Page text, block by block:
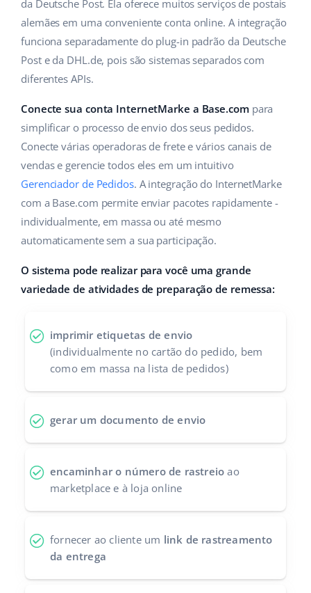
Gestão de Envios
Automação do fluxo de trabalho
IA para ecommerce
Base Analytics
Produtos infantis
Eletrônicos
Peças automotivas
Supermercado
Saúde e beleza
Ajuda
Academy
Blog
Serviços
Auditoria de contas
Outros
Casos de Sucesso
Calculadora de benefícios
Parceiros Base
english (GB)
english (IN)
čeština
deutsch
Ελληνικά
español (AR)
español (MX)
Français
polski
português (BR)
中文
da Deutsche Post. Ela oferece muitos serviços de postais
alemães em uma conveniente conta online. A integração
funciona separadamente do plug-in padrão da Deutsche
Post e da DHL.de, pois são sistemas separados com
diferentes APIs.
Conecte sua conta InternetMarke a Base.compara
simplificar o processo de envio dos seus pedidos.
Conecte várias operadoras de frete e vários canais de
vendas e gerencie todos eles em um intuitivo
Gerenciador de Pedidos. A integração do InternetMarke
com a Base.com permite enviar pacotes rapidamente -
individualmente, em massa ou até mesmo
automaticamente sem a sua participação.
O sistema pode realizar para você uma grande
variedade de atividades de preparação de remessa:
imprimir etiquetas de envio
(individualmente no cartão do pedido, bem
como em massa na lista de pedidos)
gerar um documento de envio
encaminhar o número de rastreio ao
marketplace e à loja online
fornecer ao cliente um link de rastreamento
da entrega